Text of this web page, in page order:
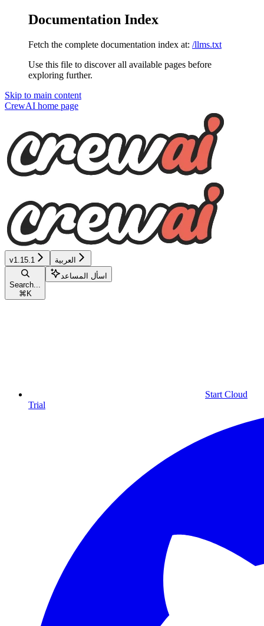
Documentation Index
Fetch the complete documentation index at: /llms.txt
Use this file to discover all available pages before
exploring further.
Skip to main content
CrewAI home page
v1.15.1 العربية
Search...
⌘ K
اسأل المساعد
Start Cloud
Trial